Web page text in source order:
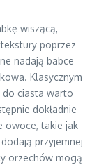
wiszącą,
poprzez
nadają babce
Klasycznym
do ciasta warto
dokładnie
owoce, takie jak
przyjemnej
orzechów mogą